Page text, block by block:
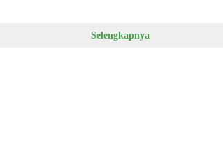
Selengkapnya